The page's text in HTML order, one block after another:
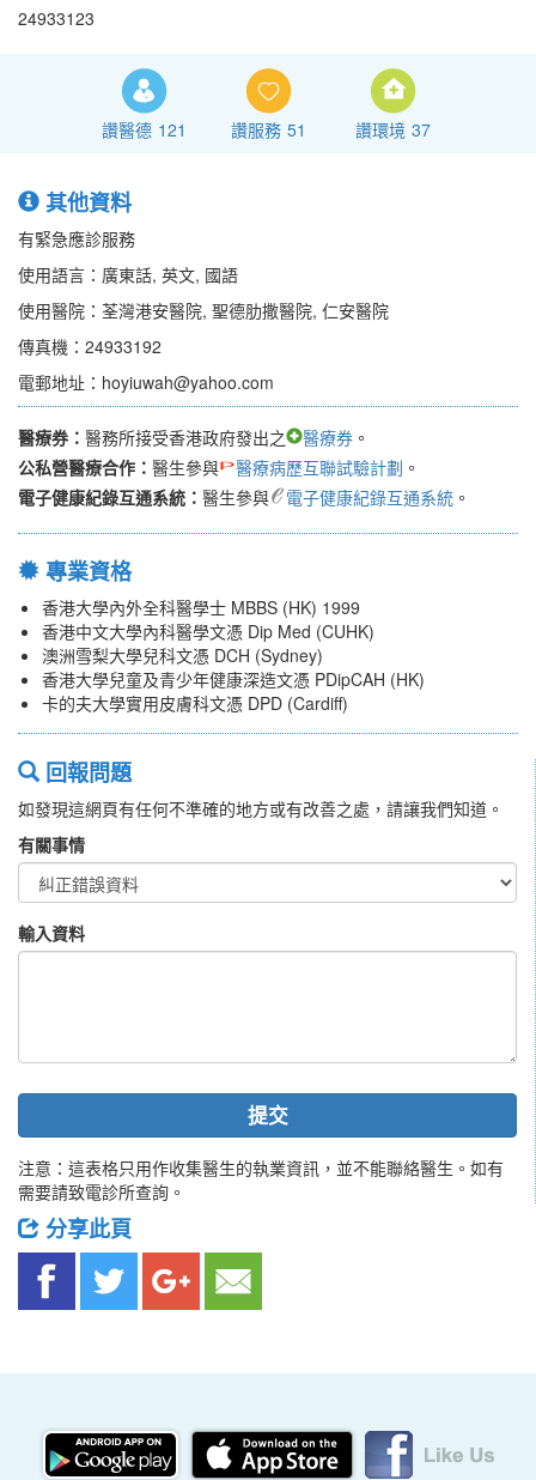
24933123
讚醫德 121 讚服務 51 讚環境 37
其他資料
有緊急應診服務
使用語言：廣東話, 英文, 國語
使用醫院：荃灣港安醫院, 聖德肋撒醫院, 仁安醫院
傳真機：24933192
電郵地址：hoyiuwah@yahoo.com
醫療券： 醫務所接受香港政府發出之 醫療券 。
公私營醫療合作： 醫生參與 醫療病歷互聯試驗計劃 。
電子健康紀錄互通系統： 醫生參與 電子健康紀錄互通系統 。
專業資格
香港大學內外全科醫學士 MBBS (HK) 1999
香港中文大學內科醫學文憑 Dip Med (CUHK)
澳洲雪梨大學兒科文憑 DCH (Sydney)
香港大學兒童及青少年健康深造文憑 PDipCAH (HK)
卡的夫大學實用皮膚科文憑 DPD (Cardiff)
回報問題
如發現這網頁有任何不準確的地方或有改善之處，請讓我們知道。
有關事情
輸入資料
提交
注意：這表格只用作收集醫生的執業資訊，並不能聯絡醫生。如有
需要請致電診所查詢。
分享此頁